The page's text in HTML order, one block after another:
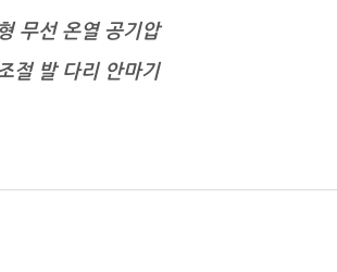
무선 온열 공기압
절 발 다리 안마기